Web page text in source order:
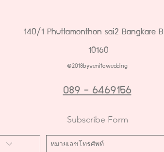
140/1 Phuttamonthon sai2 Bangkare
10160
@2018byvenitawedding
089 - 6469156
Subscribe Form